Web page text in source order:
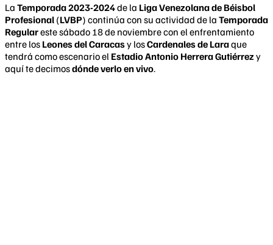
La Temporada 2023-2024de la Liga Venezolana de Béisbol
Profesional (LVBP) continúa con su actividad de la Temporada
Regulareste sábado 18 de noviembre con el enfrentamiento
entre los Leones del Caracasy losCardenales de Laraque
tendrá como escenario el Estadio Antonio Herrera Gutiérrez y
aquí te decimosdónde verlo en vivo.